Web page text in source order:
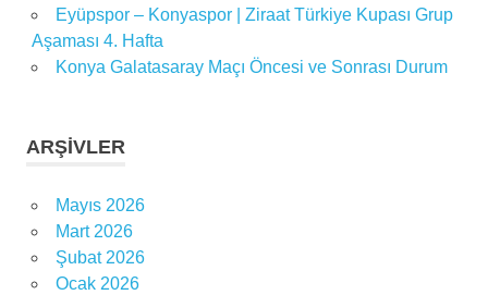
Eyüpspor – Konyaspor | Ziraat Türkiye Kupası Grup
Aşaması 4. Hafta
Konya Galatasaray Maçı Öncesi ve Sonrası Durum
ARŞIVLER
Mayıs 2026
Mart 2026
Şubat 2026
Ocak 2026